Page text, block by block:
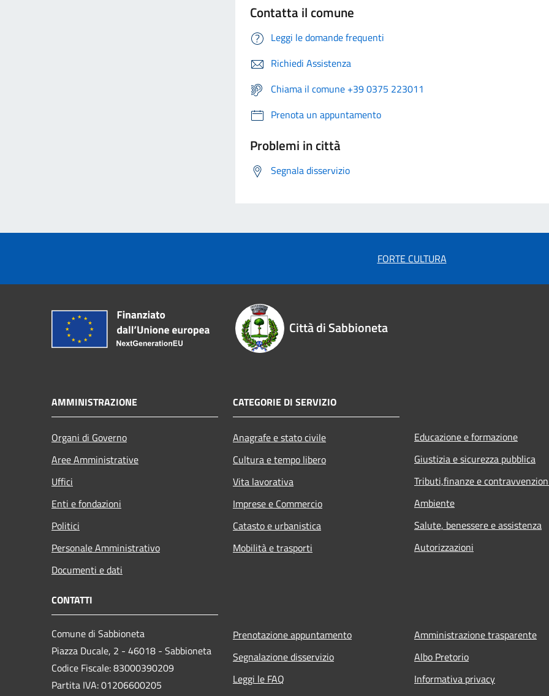
Contatta il comune
Leggi le domande frequenti
Richiedi Assistenza
Chiama il comune +39 0375 223011
Prenota un appuntamento
Problemi in città
Segnala disservizio
FORTE CULTURA
Città di Sabbioneta
AMMINISTRAZIONE
Organi di Governo
Aree Amministrative
Uffici
Enti e fondazioni
Politici
Personale Amministrativo
Documenti e dati
CATEGORIE DI SERVIZIO
Anagrafe e stato civile
Cultura e tempo libero
Vita lavorativa
Imprese e Commercio
Catasto e urbanistica
Mobilità e trasporti
Educazione e formazione
Giustizia e sicurezza pubblica
Tributi,finanze e
Ambiente
Salute, benessere e assistenza
Autorizzazioni
CONTATTI
Comune di Sabbioneta
Piazza Ducale, 2 - 46018 - Sabbioneta
Codice Fiscale: 83000390209
Partita IVA: 01206600205
Prenotazione appuntamento
Segnalazione disservizio
Leggi le FAQ
Amministrazione trasparente
Albo Pretorio
Informativa privacy